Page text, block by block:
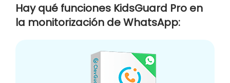
Hay qué funciones KidsGuard Pro en
la monitorización de WhatsApp: